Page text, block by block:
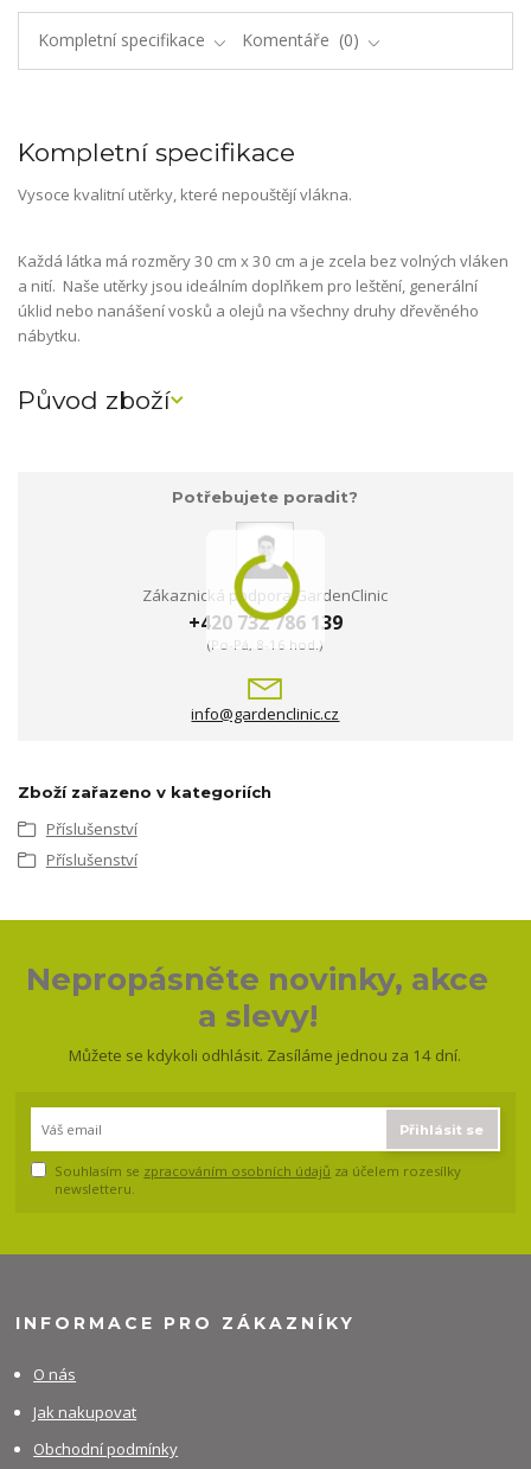
Kompletní specifikace Komentáře 0
Kompletní specifikace
Vysoce kvalitní utěrky, které nepouštějí vlákna.
Každá látka má rozměry 30 cm x 30 cm a je zcela bez volných vláken
a nití. Naše utěrky jsou ideálním doplňkem pro leštění, generální
úklid nebo nanášení vosků a olejů na všechny druhy dřevěného
nábytku.
Původ zboží
Potřebujete poradit?
Zákaznická podpora GardenClinic
+420 732 786 139
(Po-Pá, 8-16 hod.)
info@gardenclinic.cz
Zboží zařazeno v kategoriích
Příslušenství
Příslušenství
Nepropásněte novinky, akce
a slevy!
Můžete se kdykoli odhlásit. Zasíláme jednou za 14 dní.
Přihlásit se
Souhlasím se zpracováním osobních údajů za účelem rozesílky
newsletteru.
INFORMACE PRO ZÁKAZNÍKY
O nás
Jak nakupovat
Obchodní podmínky